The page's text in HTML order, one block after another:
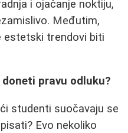
i ojačanje noktiju,
Međutim,
estetski trendovi biti
pravu odluku?
studenti suočavaju se
Evo nekoliko